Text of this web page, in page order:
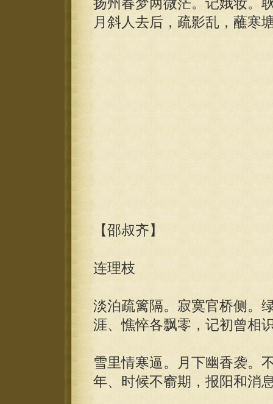
扬州春梦两微茫。记娥妆。
月斜人去后，疏影乱，蘸寒
【邵叔齐】
连理枝
淡泊疏篱隔。寂寞官桥侧。
涯、憔悴各飘零，记初曾相
雪里情寒逼。月下幽香袭。
年、时候不窬期，报阳和消